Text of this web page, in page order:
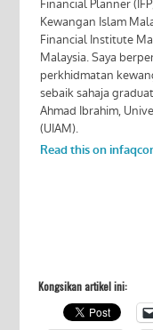
Kongsikan artikel ini: